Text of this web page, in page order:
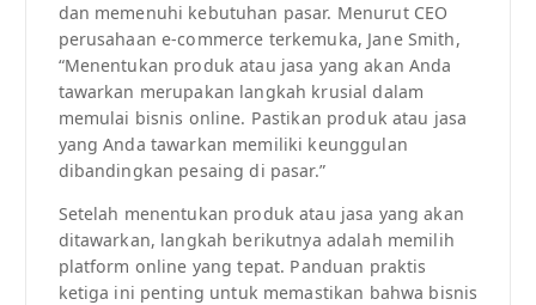
dan memenuhi kebutuhan pasar. Menurut CEO
perusahaan e-commerce terkemuka, Jane Smith,
“Menentukan produk atau jasa yang akan Anda
tawarkan merupakan langkah krusial dalam
memulai bisnis online. Pastikan produk atau jasa
yang Anda tawarkan memiliki keunggulan
dibandingkan pesaing di pasar.”
Setelah menentukan produk atau jasa yang akan
ditawarkan, langkah berikutnya adalah memilih
platform online yang tepat. Panduan praktis
ketiga ini penting untuk memastikan bahwa bisnis